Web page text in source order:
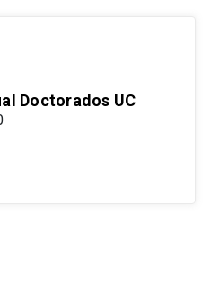
Doctorados UC